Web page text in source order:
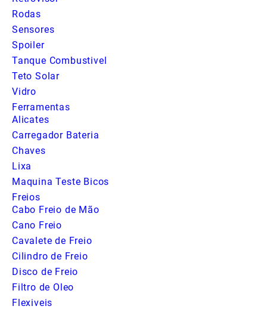
Rodas
Sensores
Spoiler
Tanque Combustivel
Teto Solar
Vidro
Ferramentas
Alicates
Carregador Bateria
Chaves
Lixa
Maquina Teste Bicos
Freios
Cabo Freio de Mão
Cano Freio
Cavalete de Freio
Cilindro de Freio
Disco de Freio
Filtro de Oleo
Flexiveis